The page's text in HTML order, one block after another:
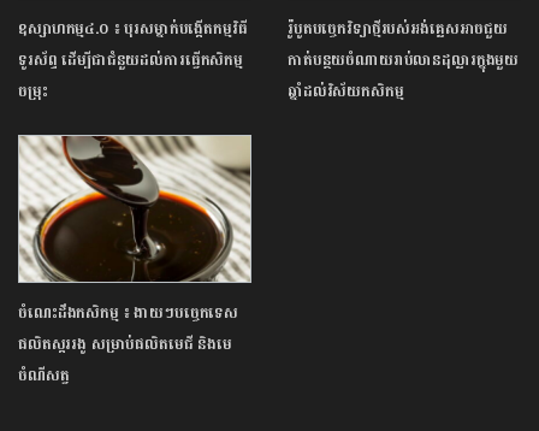
ឧស្សាហកម្ម៤.០ ៖ បុរសម្នាក់បង្កើតកម្មវិធី
ទូរស័ព្ទ ដើម្បីជាជំនួយដល់ការធ្វើកសិកម្ម
ចម្រុះ
រ៉ូបូតបច្ចេកវិទ្យាថ្មីរបស់អង់គ្លេសអាចជួយ
កាត់បន្ថយចំណាយរាប់លានដុល្លារក្នុងមួយ
ឆ្នាំដល់វិស័យកសិកម្ម
ចំណេះដឹងកសិកម្ម ៖ ងាយៗបច្ចេកទេស
ផលិតស្កររងូ សម្រាប់ផលិតមេជី និងមេ
ចំណីសត្វ